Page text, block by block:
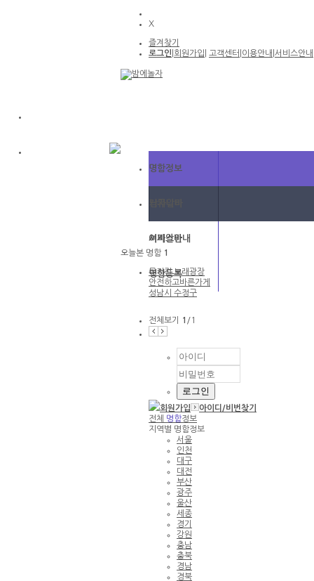
X
즐겨찾기
로그인 회원가입 고객센터 이용안내 서비스안내
명함정보
서비스안내
명함등록
여자알바
오늘본 명함 1
뮤지컬 노래광장
안전하고바른가게
성남시 수정구
전체보기 1 /1
회원가입 아이디/비번찾기
전체 명함정보
지역별 명함정보
서울
인천
대구
대전
부산
광주
울산
세종
경기
강원
충남
충북
경남
경북